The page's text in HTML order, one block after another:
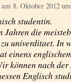
8. Oktober 2012
studentin.
Jahren die
univerditaet. In
einens
können nach
Englisch